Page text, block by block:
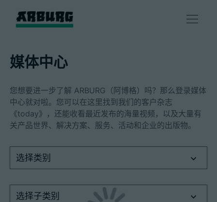
产品
解决方案
咨询和服务
智慧制造
企业
媒体中心
您想要进一步了解 ARBURG（阿博格）吗？那么登录媒体
中心就对啦。您可以在这里找到我们的客户杂志
《today》，还能收看最近发布的海量视频，以及大量有
关产品世界、解决方案、服务、活动和企业的出版物。
选择类别
选择子类别